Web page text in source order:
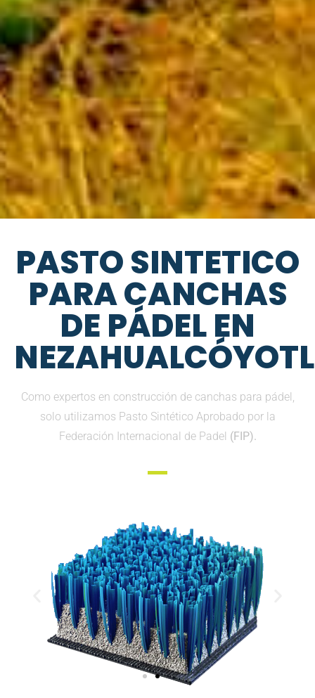
PASTO SINTETICO
PARA CANCHAS
DE PÁDEL EN
NEZAHUALCÓYOTL
Como expertos en construcción de canchas para pádel,
solo utilizamos Pasto Sintético Aprobado por la
Federación Internacional de Padel (FIP).